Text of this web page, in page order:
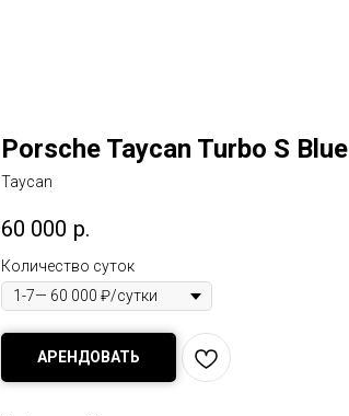
Porsche Taycan Turbo S Blue
Taycan
60 000 р.
Количество суток
АРЕНДОВАТЬ